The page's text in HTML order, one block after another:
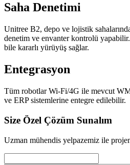
Saha Denetimi
Unitree B2, depo ve lojistik
denetim ve envanter kontrolü
bile kararlı yürüyüş sağlar.
Entegrasyon
Tüm robotlar Wi-Fi/4G ile mevcut
ve ERP sistemlerine entegre edilebilir.
Size Özel Çözüm Sunalım
Uzman mühendis yelpazemiz ile